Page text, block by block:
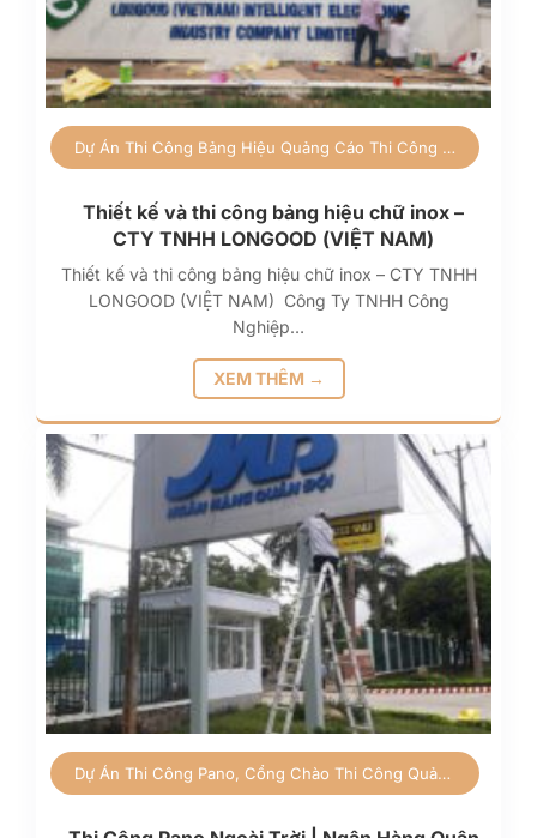
Dự Án Thi Công Bảng Hiệu Quảng Cáo Thi Công Quảng Cáo
Thiết kế và thi công bảng hiệu chữ inox –
CTY TNHH LONGOOD (VIỆT NAM)
Thiết kế và thi công bảng hiệu chữ inox – CTY TNHH
LONGOOD (VIỆT NAM) Công Ty TNHH Công
Nghiệp…
XEM THÊM →
Dự Án Thi Công Pano, Cổng Chào Thi Công Quảng Cáo